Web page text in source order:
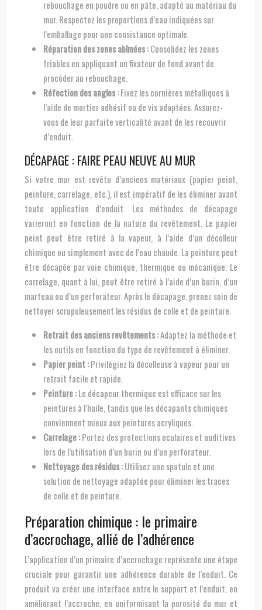
rebouchage en poudre ou en pâte, adapté au matériau du
mur. Respectez les proportions d’eau indiquées sur
l’emballage pour une consistance optimale.
Réparation des zones abîmées :Consolidez les zones
friables en appliquant un fixateur de fond avant de
procéder au rebouchage.
Réfection des angles :Fixez les cornières métalliques à
l’aide de mortier adhésif ou de vis adaptées. Assurez-
vous de leur parfaite verticalité avant de les recouvrir
d’enduit.
DÉCAPAGE : FAIRE PEAU NEUVE AU MUR
Si votre mur est revêtu d’anciens matériaux (papier peint,
peinture, carrelage, etc.), il est impératif de les éliminer avant
toute application d’enduit. Les méthodes de décapage
varieront en fonction de la nature du revêtement. Le papier
peint peut être retiré à la vapeur, à l’aide d’un décolleur
chimique ou simplement avec de l’eau chaude. La peinture peut
être décapée par voie chimique, thermique ou mécanique. Le
carrelage, quant à lui, peut être retiré à l’aide d’un burin, d’un
marteau ou d’un perforateur. Après le décapage, prenez soin de
nettoyer scrupuleusement les résidus de colle et de peinture.
Retrait des anciens revêtements :Adaptez la méthode et
les outils en fonction du type de revêtement à éliminer.
Papier peint :Privilégiez la décolleuse à vapeur pour un
retrait facile et rapide.
Peinture :Le décapeur thermique est efficace sur les
peintures à l’huile, tandis que les décapants chimiques
conviennent mieux aux peintures acryliques.
Carrelage :Portez des protections oculaires et auditives
lors de l’utilisation d’un burin ou d’un perforateur.
Nettoyage des résidus :Utilisez une spatule et une
solution de nettoyage adaptée pour éliminer les traces
de colle et de peinture.
Préparation chimique : le primaire
d’accrochage, allié de l’adhérence
L’application d’un primaire d’accrochage représente une étape
cruciale pour garantir une adhérence durable de l’enduit. Ce
produit va créer une interface entre le support et l’enduit, en
améliorant l’accroche, en uniformisant la porosité du mur et